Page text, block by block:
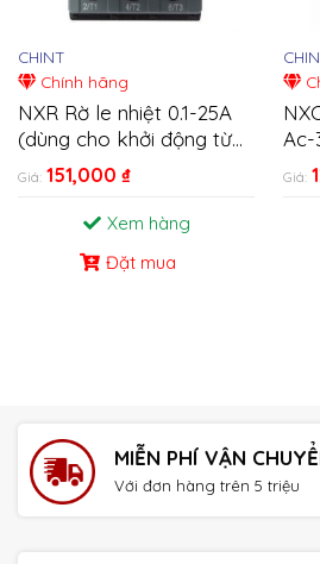
CHINT
Chính hãng
NXR Rờ le nhiệt 0.1-25A
(dùng cho khởi động từ
NXC)
Giá: 151,000 ₫
Xem hàng
Đặt mua
Ac-
Giá:
MIỄN PHÍ VẬN
Với đơn hàng trên 5 triệu